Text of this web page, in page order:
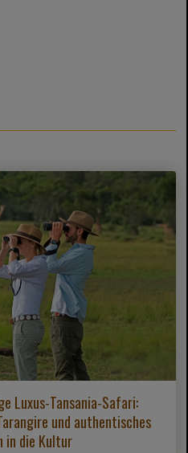
Luxus-Tansania-Safari:
und authentisches
in die Kultur